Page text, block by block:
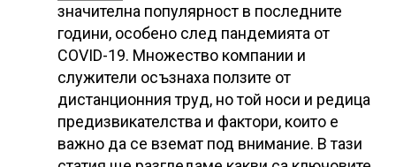
значителна популярност в последните
години, особено след пандемията от
COVID-19. Множество компании и
служители осъзнаха ползите от
дистанционния труд, но той носи и редица
предизвикателства и фактори, които е
важно да се вземат под внимание. В тази